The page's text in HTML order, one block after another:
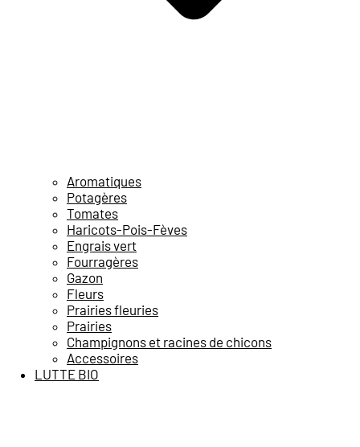
Aromatiques
Potagères
Tomates
Haricots-Pois-Fèves
Engrais vert
Fourragères
Gazon
Fleurs
Prairies fleuries
Prairies
Champignons et racines de chicons
Accessoires
LUTTE BIO